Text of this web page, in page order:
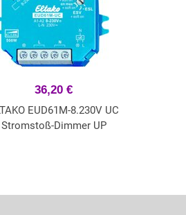
36,20 €
EUD61M-8.230V UC
Stromstoß-Dimmer UP